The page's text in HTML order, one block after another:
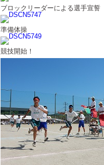
ブロックリーダーによる選手宣誓
準備体操
競技開始！